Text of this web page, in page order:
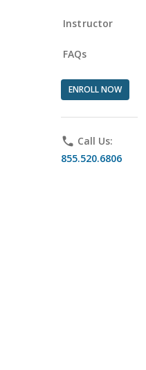
Instructor
FAQs
ENROLL NOW
phone Call Us:
855.520.6806